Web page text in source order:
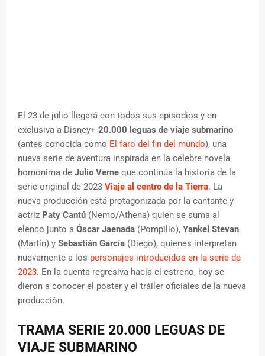
El 23 de julio llegará con todos sus episodios y en
exclusiva a Disney+ 20.000 leguas de viaje submarino
(antes conocida como El faro del fin del mundo), una
nueva serie de aventura inspirada en la célebre novela
homónima de Julio Verne que continúa la historia de la
serie original de 2023 Viaje al centro de la Tierra. La
nueva producción está protagonizada por la cantante y
actriz Paty Cantú (Nemo/Athena) quien se suma al
elenco junto a Óscar Jaenada (Pompilio), Yankel Stevan
(Martín) y Sebastián García (Diego), quienes interpretan
nuevamente a los personajes introducidos en la serie de
2023. En la cuenta regresiva hacia el estreno, hoy se
dieron a conocer el póster y el tráiler oficiales de la nueva
producción.
TRAMA SERIE 20.000 LEGUAS DE
VIAJE SUBMARINO